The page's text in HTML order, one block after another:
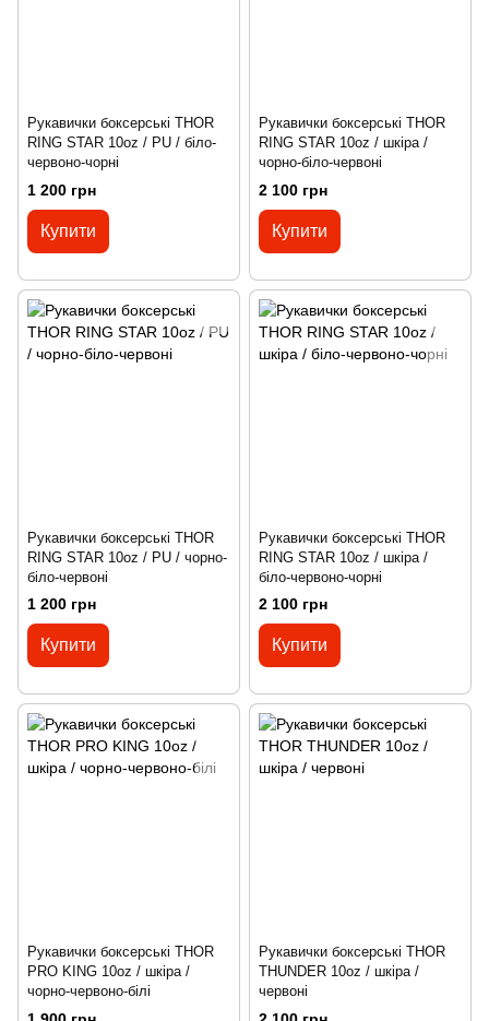
Рукавички боксерські THOR
RING STAR 10oz / PU / біло-
червоно-чорні
1 200 грн
Купити
Рукавички боксерські THOR
RING STAR 10oz / шкіра /
чорно-біло-червоні
2 100 грн
Купити
Рукавички боксерські THOR
RING STAR 10oz / PU / чорно-
біло-червоні
1 200 грн
Купити
Рукавички боксерські THOR
RING STAR 10oz / шкіра /
біло-червоно-чорні
2 100 грн
Купити
Рукавички боксерські THOR
PRO KING 10oz / шкіра /
чорно-червоно-білі
Рукавички боксерські THOR
THUNDER 10oz / шкіра /
червоні